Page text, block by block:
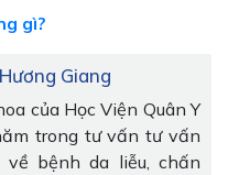
gì?
Giang
của Học Viện Quân Y
trong tư vấn tư vấn
về bệnh da liễu, chấn